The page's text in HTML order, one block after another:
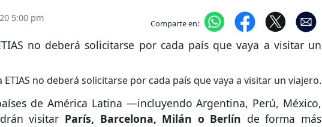
5:00 pm Comparte en:
ETIAS no deberá solicitarse por cada país que vaya a visitar un viajero.
de América Latina —incluyendo Argentina, Perú, México,
visitar París, Barcelona, Milán o Berlín de forma más